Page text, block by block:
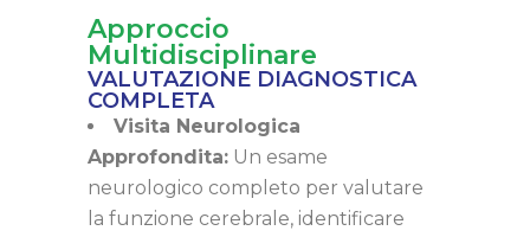
Approccio
Multidisciplinare
VALUTAZIONE DIAGNOSTICA
COMPLETA
Visita Neurologica
Approfondita: Un esame
neurologico completo per valutare
la funzione cerebrale, identificare